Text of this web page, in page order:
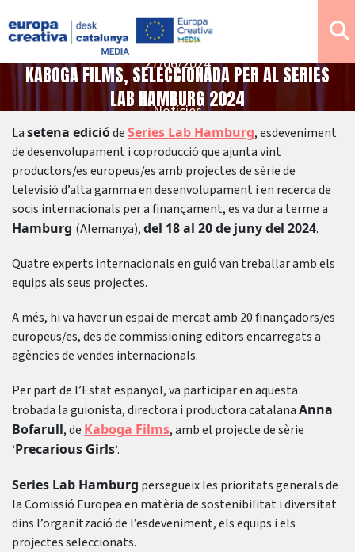
Notícies
KABOGA FILMS, SELECCIONADA PER AL SERIES
LAB HAMBURG 2024
27/06/2024
Lasetena ediciódeSeries Lab Hamburg, esdeveniment
de desenvolupament i coproducció que ajunta vint
productors/es europeus/es amb projectes de sèrie de
televisió d’alta gamma en desenvolupament i en recerca de
socis internacionals per a finançament, es va dur a terme a
Hamburg (Alemanya),del 18 al 20 de juny del 2024.
Quatre experts internacionals en guió van treballar amb els
equips als seus projectes.
A més, hi va haver un espai de mercat amb 20 finançadors/es
europeus/es, des de commissioning editors encarregats a
agències de vendes internacionals.
Per part de l’Estat espanyol, va participar en aquesta
trobada la guionista, directora i productora catalanaAnna
Bofarull, de Kaboga Films, amb el projecte de sèrie
‘Precarious Girls‘.
Series Lab Hamburg persegueix les prioritats generals de
la Comissió Europea en matèria de sostenibilitat i diversitat
dins l’organització de l’esdeveniment, els equips i els
projectes seleccionats.